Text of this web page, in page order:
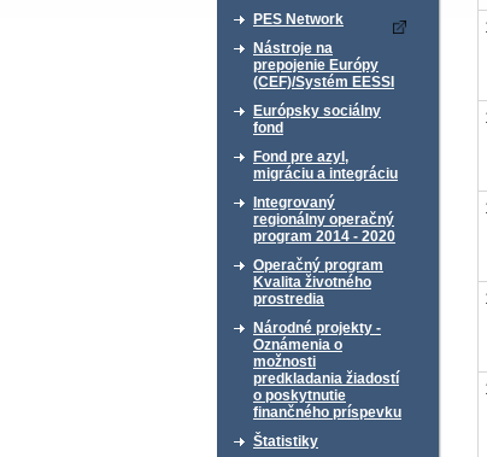
PES Network
Nástroje na
prepojenie Európy
(CEF)/Systém EESSI
Európsky sociálny
fond
Fond pre azyl,
migráciu a integráciu
Integrovaný
regionálny operačný
program 2014 - 2020
Operačný program
Kvalita životného
prostredia
Národné projekty -
Oznámenia o
možnosti
predkladania žiadostí
o poskytnutie
finančného príspevku
Štatistiky